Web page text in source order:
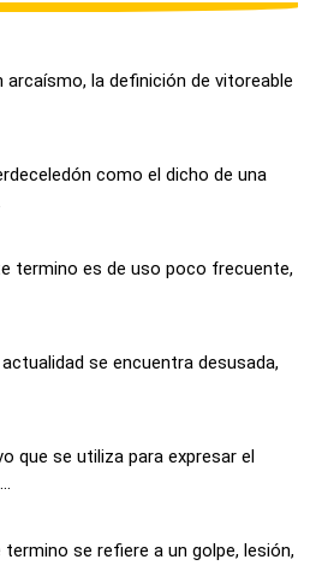
arcaísmo, la definición de vitoreable
como el dicho de una
termino es de uso poco frecuente,
se encuentra desusada,
que se utiliza para expresar el
se refiere a un golpe, lesión,